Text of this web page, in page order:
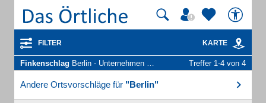
FILTER KARTE
Finkenschlag Berlin - Unternehmen und Personen Treffer 1-4 von 4
Andere Ortsvorschläge für "Berlin"